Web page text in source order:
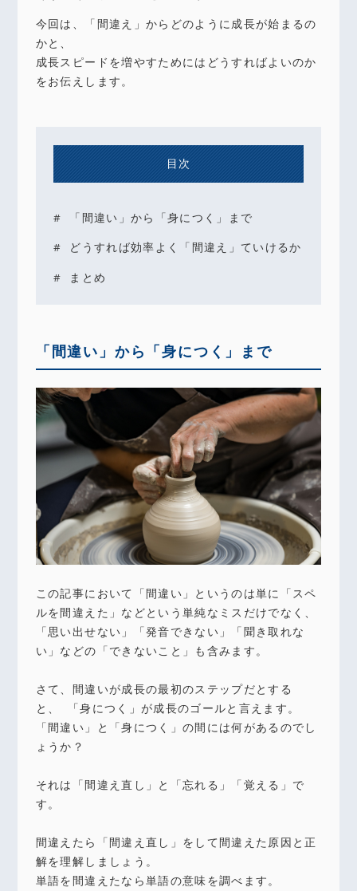
今回は、「間違え」からどのように成長が始まるの
かと、
成長スピードを増やすためにはどうすればよいのか
をお伝えします。
目次
「間違い」から「身につく」まで
どうすれば効率よく「間違え」ていけるか
まとめ
「間違い」から「身につく」まで
この記事において「間違い」というのは単に「スペ
ルを間違えた」などという単純なミスだけでなく、
「思い出せない」「発音できない」「聞き取れな
い」などの「できないこと」も含みます。
さて、間違いが成長の最初のステップだとする
と、 「身につく」が成長のゴールと言えます。
「間違い」と「身につく」の間には何があるのでし
ょうか？
それは「間違え直し」と「忘れる」「覚える」で
す。
間違えたら「間違え直し」をして間違えた原因と正
解を理解しましょう。
単語を間違えたなら単語の意味を調べます。